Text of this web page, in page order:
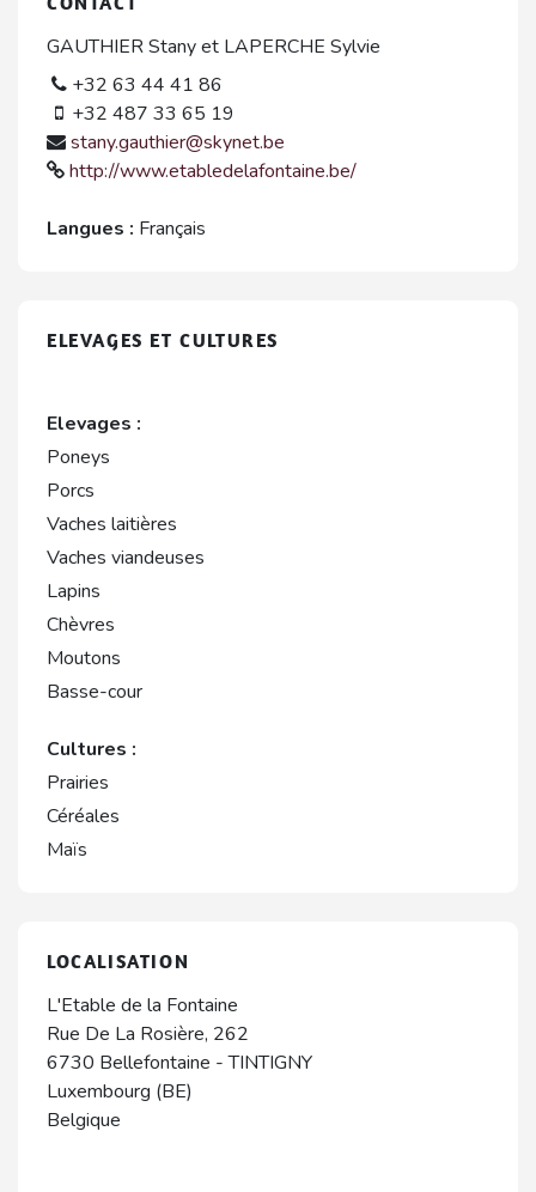
GAUTHIER Stany et LAPERCHE Sylvie
+32 63 44 41 86
+32 487 33 65 19
stany.gauthier@skynet.be
http://www.etabledelafontaine.be/
Langues : Français
ELEVAGES ET CULTURES
Elevages :
Poneys
Porcs
Vaches laitières
Vaches viandeuses
Lapins
Chèvres
Moutons
Basse-cour
Cultures :
Prairies
Céréales
Maïs
LOCALISATION
L'Etable de la Fontaine
Rue De La Rosière, 262
6730 Bellefontaine -TINTIGNY
Luxembourg (BE)
Belgique